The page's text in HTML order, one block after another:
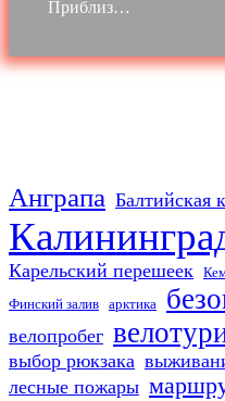
Приблиз…
Анграпа Балтийская
Карельский перешеек
Финский залив арктика
велопробег
выбор рюкзака
лесные пожары